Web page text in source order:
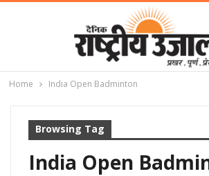
Home India Open Badminton
Browsing Tag
India Open